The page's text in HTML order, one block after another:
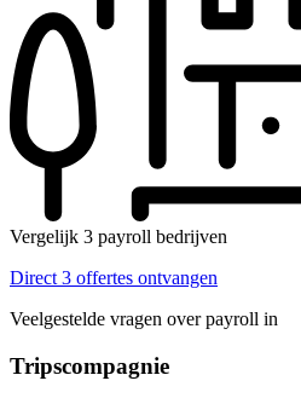
Vergelijk 3 payroll bedrijven
Direct 3 offertes ontvangen
Veelgestelde vragen over payroll in
Tripscompagnie